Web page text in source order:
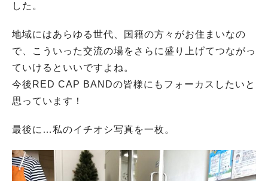
した。
地域にはあらゆる世代、国籍の方々がお住まいなの
で、こういった交流の場をさらに盛り上げてつながっ
ていけるといいですよね。
今後RED CAP BANDの皆様にもフォーカスしたいと
思っています！
最後に…私のイチオシ写真を一枚。